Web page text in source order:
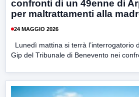
confronti di un 49enne di
per maltrattamenti alla
24 MAGGIO 2026
Lunedì mattina si terrà l’interrogatorio
Gip del Tribunale di Benevento nei